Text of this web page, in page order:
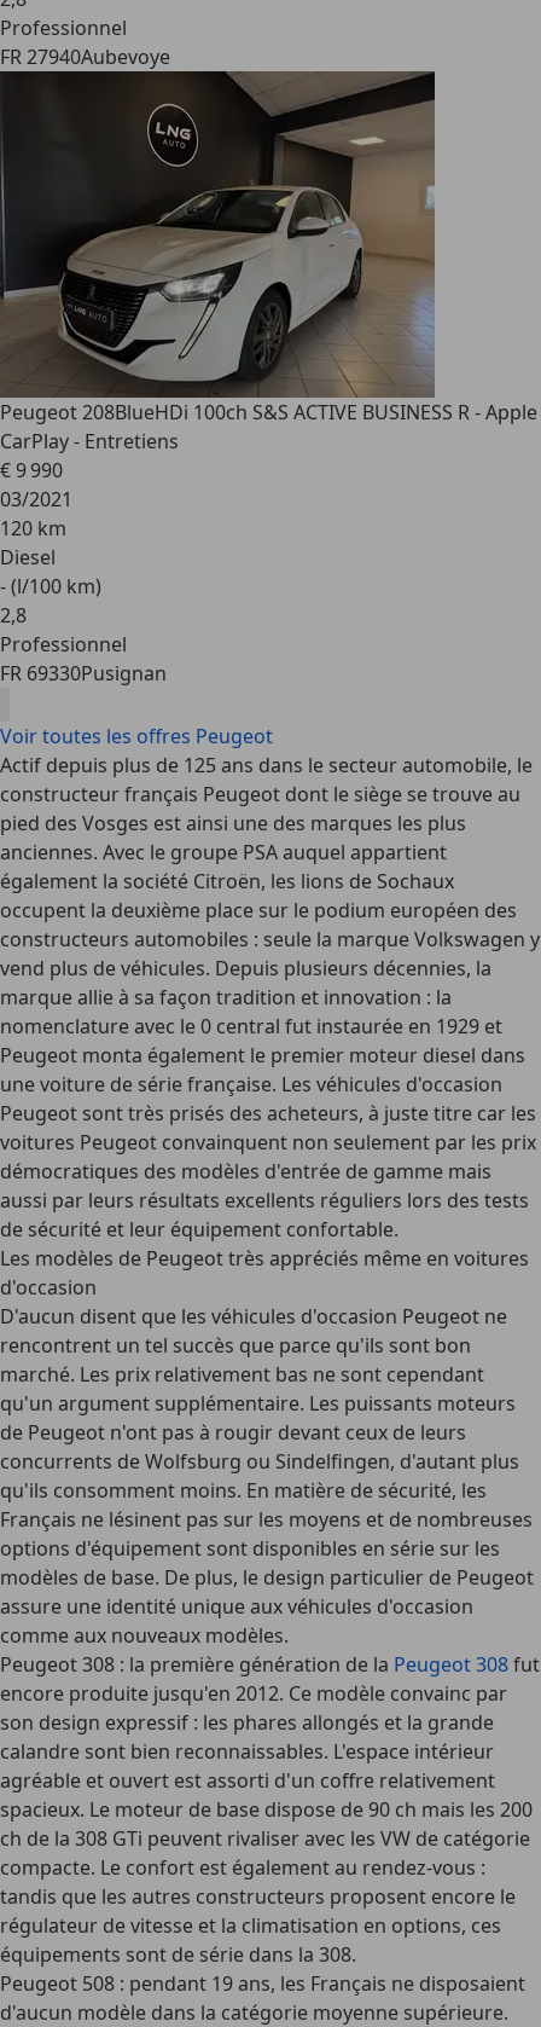
Professionnel
FR 27940Aubevoye
Peugeot 208BlueHDi 100ch S&S ACTIVE BUSINESS R - Apple
CarPlay - Entretiens
€ 9 990
03/2021
120 km
Diesel
- (l/100 km)
2,8
Professionnel
FR 69330Pusignan
Voir toutes les offres Peugeot
Actif depuis plus de 125 ans dans le secteur automobile, le
constructeur français Peugeot dont le siège se trouve au
pied des Vosges est ainsi une des marques les plus
anciennes. Avec le groupe PSA auquel appartient
également la société Citroën, les lions de Sochaux
occupent la deuxième place sur le podium européen des
constructeurs automobiles : seule la marque Volkswagen y
vend plus de véhicules. Depuis plusieurs décennies, la
marque allie à sa façon tradition et innovation : la
nomenclature avec le 0 central fut instaurée en 1929 et
Peugeot monta également le premier moteur diesel dans
une voiture de série française. Les véhicules d'occasion
Peugeot sont très prisés des acheteurs, à juste titre car les
voitures Peugeot convainquent non seulement par les prix
démocratiques des modèles d'entrée de gamme mais
aussi par leurs résultats excellents réguliers lors des tests
de sécurité et leur équipement confortable.
Les modèles de Peugeot très appréciés même en voitures
d'occasion
D'aucun disent que les véhicules d'occasion Peugeot ne
rencontrent un tel succès que parce qu'ils sont bon
marché. Les prix relativement bas ne sont cependant
qu'un argument supplémentaire. Les puissants moteurs
de Peugeot n'ont pas à rougir devant ceux de leurs
concurrents de Wolfsburg ou Sindelfingen, d'autant plus
qu'ils consomment moins. En matière de sécurité, les
Français ne lésinent pas sur les moyens et de nombreuses
options d'équipement sont disponibles en série sur les
modèles de base. De plus, le design particulier de Peugeot
assure une identité unique aux véhicules d'occasion
comme aux nouveaux modèles.
Peugeot 308 : la première génération de la Peugeot 308fut
encore produite jusqu'en 2012. Ce modèle convainc par
son design expressif : les phares allongés et la grande
calandre sont bien reconnaissables. L'espace intérieur
agréable et ouvert est assorti d'un coffre relativement
spacieux. Le moteur de base dispose de 90 ch mais les 200
ch de la 308 GTi peuvent rivaliser avec les VW de catégorie
compacte. Le confort est également au rendez-vous :
tandis que les autres constructeurs proposent encore le
régulateur de vitesse et la climatisation en options, ces
équipements sont de série dans la 308.
Peugeot 508 : pendant 19 ans, les Français ne disposaient
d'aucun modèle dans la catégorie moyenne supérieure.